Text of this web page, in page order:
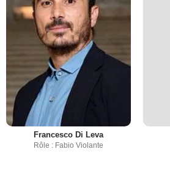
Francesco Di Leva
Rôle : Fabio Violante